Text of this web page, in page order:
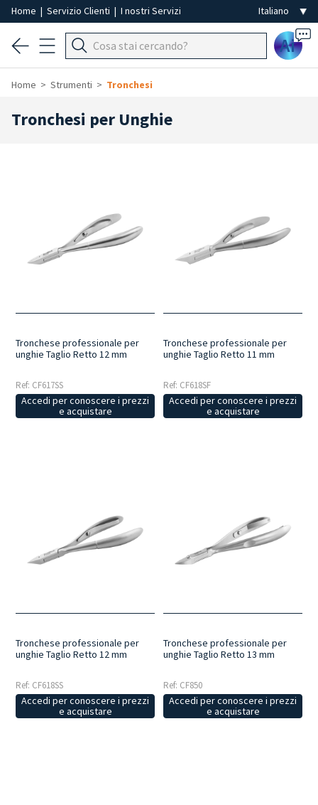
Home | Servizio Clienti | I nostri Servizi
Ai
Home Strumenti Tronchesi
Tronchesi per Unghie
Tronchese professionale per
unghie Taglio Retto 12 mm
Ref: CF617SS
Accedi per conoscere i prezzi
e acquistare
Tronchese professionale per
unghie Taglio Retto 11 mm
Ref: CF618SF
Accedi per conoscere i prezzi
e acquistare
Tronchese professionale per
unghie Taglio Retto 12 mm
Ref: CF618SS
Accedi per conoscere i prezzi
e acquistare
Tronchese professionale per
unghie Taglio Retto 13 mm
Ref: CF850
Accedi per conoscere i prezzi
e acquistare